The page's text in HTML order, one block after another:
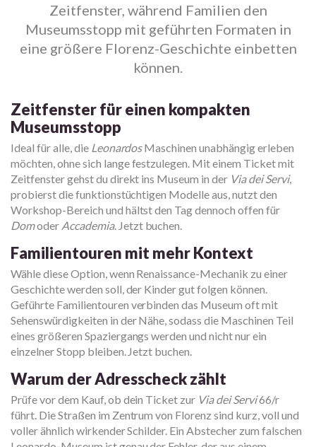
Zeitfenster, während Familien den
Museumsstopp mit geführten Formaten in
eine größere Florenz-Geschichte einbetten
können.
Zeitfenster für einen kompakten
Museumsstopp
Ideal für alle, die LeonardosMaschinen unabhängig erleben
möchten, ohne sich lange festzulegen. Mit einem Ticket mit
Zeitfenster gehst du direkt ins Museum in der Via dei Servi,
probierst die funktionstüchtigen Modelle aus, nutzt den
Workshop-Bereich und hältst den Tag dennoch offen für
Domoder Accademia. Jetzt buchen.
Familientouren mit mehr Kontext
Wähle diese Option, wenn Renaissance-Mechanik zu einer
Geschichte werden soll, der Kinder gut folgen können.
Geführte Familientouren verbinden das Museum oft mit
Sehenswürdigkeiten in der Nähe, sodass die Maschinen Teil
eines größeren Spaziergangs werden und nicht nur ein
einzelner Stopp bleiben. Jetzt buchen.
Warum der Adresscheck zählt
Prüfe vor dem Kauf, ob dein Ticket zur Via dei Servi66/r
führt. Die Straßen im Zentrum von Florenz sind kurz, voll und
voller ähnlich wirkender Schilder. Ein Abstecher zum falschen